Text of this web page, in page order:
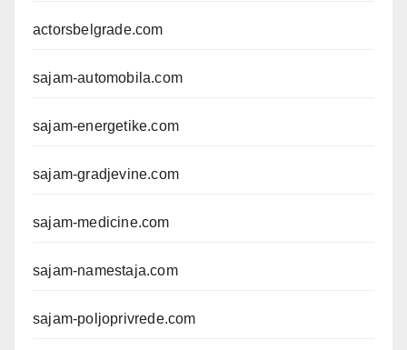
actorsbelgrade.com
sajam-automobila.com
sajam-energetike.com
sajam-gradjevine.com
sajam-medicine.com
sajam-namestaja.com
sajam-poljoprivrede.com